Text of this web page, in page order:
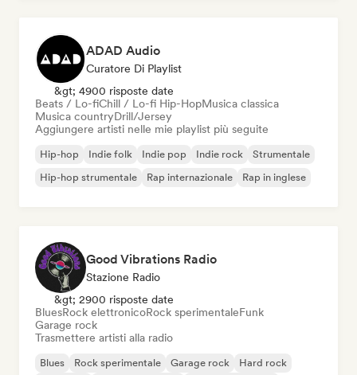
ADAD Audio
Curatore Di Playlist
&gt; 4900 risposte date
Beats / Lo-fiChill / Lo-fi Hip-HopMusica classica
Musica countryDrill/Jersey
Aggiungere artisti nelle mie playlist più seguite
Hip-hop Indie folk Indie pop Indie rock
Strumentale
Hip-hop strumentale
Rap internazionale Rap in inglese
Good Vibrations Radio
Stazione Radio
&gt; 2900 risposte date
BluesRock elettronicoRock sperimentaleFunk
Garage rock
Trasmettere artisti alla radio
Blues Rock sperimentale Garage rock
Hard rock